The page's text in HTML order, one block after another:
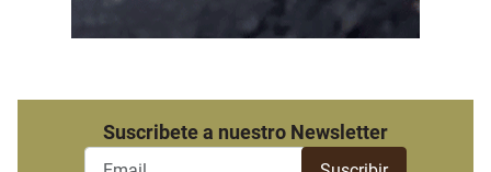
Suscribete a nuestro Newsletter